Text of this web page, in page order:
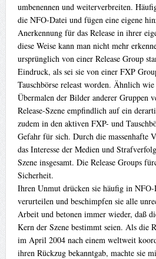
umbenennen und weiterverbreiten.
die NFO-Datei und fügen eine eigene
Anerkennung für das Release in ihrer
diese Weise kann man nicht mehr
ursprünglich von einer Release Group
Eindruck, als sei sie von einer FXP
Tauschbörse releast worden. Ähnlich
Übermalen der Bilder anderer Gruppen
Release-Szene empfindlich auf ein
zudem in den aktiven FXP- und
Gefahr für sich. Durch die massenhafte
das Interesse der Medien und
Szene insgesamt. Die Release Groups
Sicherheit.
Ihren Unmut drücken sie häufig in NFO-
verurteilen und beschimpfen sie alle
Arbeit und betonen immer wieder, daß
Kern der Szene bestimmt seien. Als die
im April 2004 nach einem weltweit
ihren Rückzug bekanntgab, machte sie